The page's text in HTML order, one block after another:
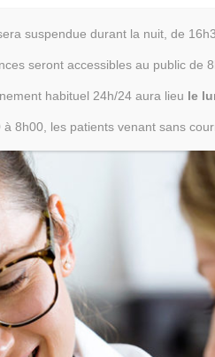
contact@ch-erdreloire.fr
PATIENT ESPACE
suspendue durant la nuit, de
seront accessibles au public de
habituel 24h/24 aura lieu le
8h00, les patients venant sans